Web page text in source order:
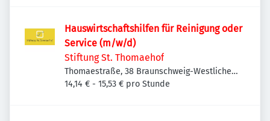
Hauswirtschaftshilfen für Reinigung oder
Service (m/w/d)
Stiftung St. Thomaehof
Thomaestraße, 38 Braunschweig-Westliches
Ringgebiet, Deutschland
14,14 € - 15,53 € pro Stunde